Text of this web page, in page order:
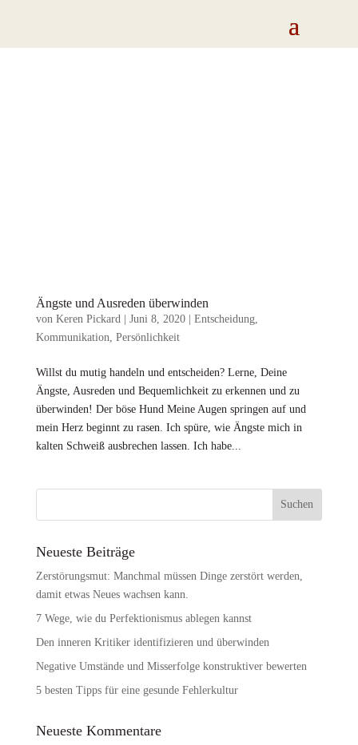
Ängste und Ausreden überwinden
von Keren Pickard Juni 8, 2020| Entscheidung,
Kommunikation Persönlichkeit
Willst du mutig handeln und entscheiden? Lerne, Deine
Ängste, Ausreden und Bequemlichkeit zu erkennen und zu
überwinden! Der böse Hund Meine Augen springen auf und
mein Herz beginnt zu rasen. Ich spüre, wie Ängste mich in
kalten Schweiß ausbrechen lassen. Ich habe...
Neueste Beiträge
Zerstörungsmut: Manchmal müssen Dinge zerstört werden,
damit etwas Neues wachsen kann.
7 Wege, wie du Perfektionismus ablegen kannst
Den inneren Kritiker identifizieren und überwinden
Negative Umstände und Misserfolge konstruktiver bewerten
5 besten Tipps für eine gesunde Fehlerkultur
Neueste Kommentare